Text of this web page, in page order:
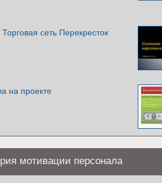
сеть Перекресток
на проекте
мотивации персонала